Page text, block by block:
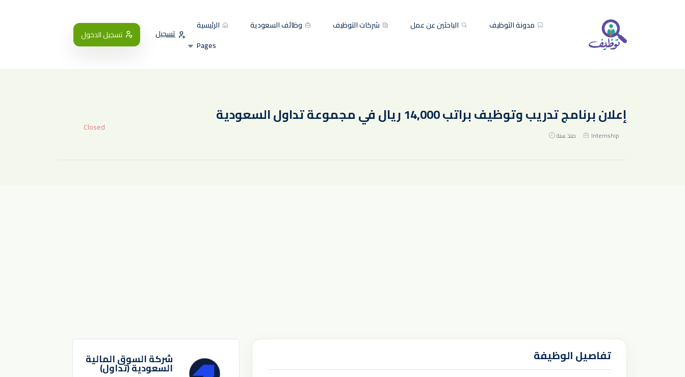
الرئيسية وظائف السعودية شركات التوظيف الباحثين عن عمل
مدونة التوظيف
Pages
تسجيل تسجيل الدخول
إعلان برنامج تدريب وتوظيف براتب 14,000 ريال في مجموعة تداول السعودية
Internship منذ سنة
Closed
تفاصيل الوظيفة شركة السوق المالية
السعودية (تداول)